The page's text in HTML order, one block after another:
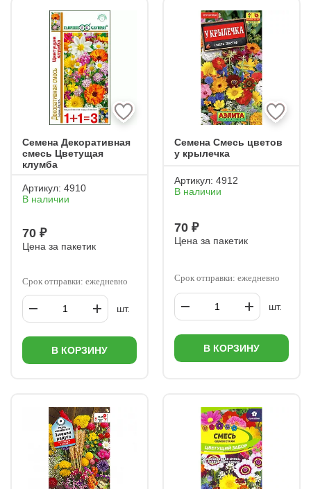
Семена Декоративная
смесь Цветущая
клумба
Артикул: 4910
В наличии
70 ₽
Цена за пакетик
Срок отправки: ежедневно
шт.
В КОРЗИНУ
Семена Смесь цветов
у крылечка
Артикул: 4912
В наличии
70 ₽
Цена за пакетик
Срок отправки: ежедневно
шт.
В КОРЗИНУ